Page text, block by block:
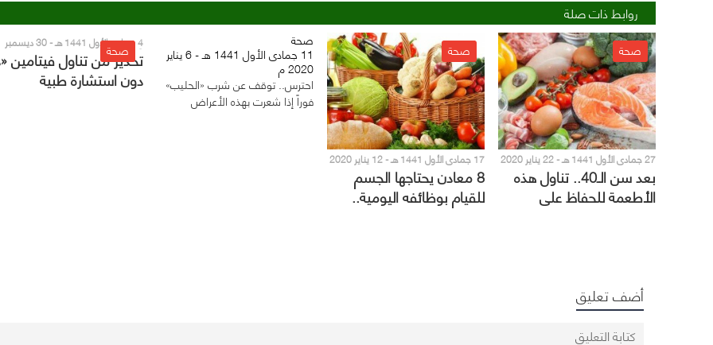
روابط ذات صلة
صحة
27 جمادى الأول 1441 هـ - 22 يناير 2020
م بعد سن الـ40.. تناول هذه
الأطعمة للحفاظ على
صحة
17 جمادى الأول 1441 هـ - 12 يناير 2020
م8 معادن يحتاجها الجسم
للقيام بوظائفه اليومية..
تعرّف على مصدرها
صحة
11 جمادى الأول 1441 هـ - 6 يناير
2020 م
احترس.. توقف عن شرب «الحليب»
فوراً إذا شعرت بهذه الأعراض
صحة 4 جمادى الأول 1441 هـ - 30 ديسمبر
2019 م
تحذير من تناول فيتامين
دون استشارة طبية
أضف تعليق